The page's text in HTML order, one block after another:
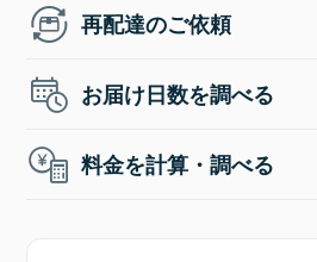
再配達のご依頼
お届け日数を調べる
料金を計算・調べる